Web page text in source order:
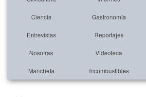
Ciencia Gastronomía
Entrevistas Reportajes
Nosotras Videoteca
Mancheta Incombustibles